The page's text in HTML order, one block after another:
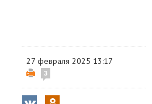
27 февраля 2025 13:17
3